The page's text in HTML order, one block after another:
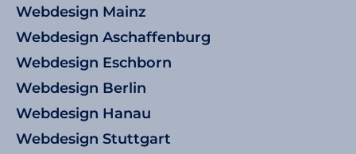
Webdesign Mainz
Webdesign Aschaffenburg
Webdesign Eschborn
Webdesign Berlin
Webdesign Hanau
Webdesign Stuttgart